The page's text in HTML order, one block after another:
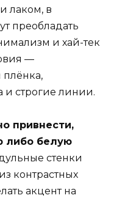
лаком, в
преобладать
и хай-тек
—
плёнка,
и строгие линии.
привнести,
либо белую
стенки
контрастных
акцент на